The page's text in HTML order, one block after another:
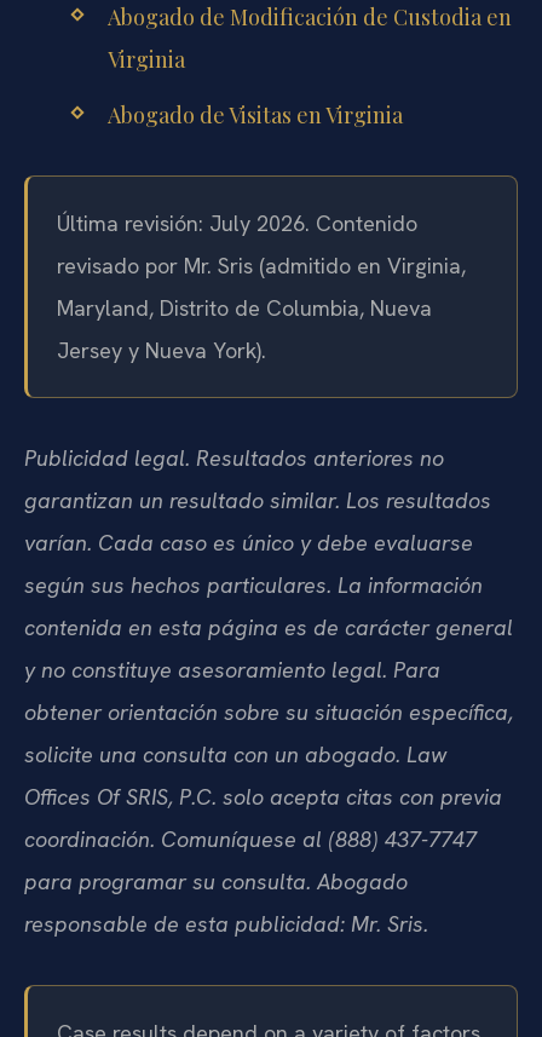
Abogado de Modificación de Custodia en
Virginia
Abogado de Visitas en Virginia
Última revisión: July 2026. Contenido
revisado por Mr. Sris (admitido en Virginia,
Maryland, Distrito de Columbia, Nueva
Jersey y Nueva York).
Publicidad legal. Resultados anteriores no
garantizan un resultado similar. Los resultados
varían. Cada caso es único y debe evaluarse
según sus hechos particulares. La información
contenida en esta página es de carácter general
y no constituye asesoramiento legal. Para
obtener orientación sobre su situación específica,
solicite una consulta con un abogado. Law
Offices Of SRIS, P.C. solo acepta citas con previa
coordinación. Comuníquese al (888) 437-7747
para programar su consulta. Abogado
responsable de esta publicidad: Mr. Sris.